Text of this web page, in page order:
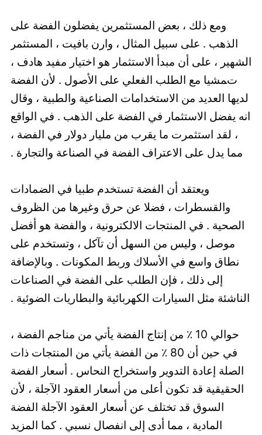
ومع ذلك ، بعض المستثمرين يفضلون الفضة على
الذهب . على سبيل المثال ، وارن بافيت ، المستثمر
الشهير ، على أن مبدأ الاستثمار هو اختيار مفيد هادف ،
تمشيا مع الطلب الفعلي على الأصول . لأن الفضة
لديها العديد من الاستخدامات الصناعية والطبية ، وقال
انه يفضل الاستثمار في الفضة على الذهب . في الواقع
، لقد استثمرت ما يقرب من مليار دولار في الفضة ،
مما يدل على الاعتراف الفضة في الصناعة والتجارة .
ويعتقد أن الفضة تستخدم طبيا في الضمادات
والقسطرات ، فضلا عن حرق وغيرها من الظروف
الصحية . في المنتجات الالكترونية ، والفضة هو أفضل
موصل ، وليس من السهل أن تآكل ، وتستخدم على
نطاق واسع في الأسلاك وربط المكونات . وبالإضافة
إلى ذلك ، فإن الطلب على الفضة في الصناعات
الناشئة مثل السيارات الكهربائية والبطاريات الضوئية .
حوالي 10 ٪ من إنتاج الفضة يأتي من مناجم الفضة ،
في حين أن 80 ٪ من الفضة يأتي من المنتجات ذات
الصلة إعادة التدوير واستخراج النحاس . أسعار الفضة
الحقيقية قد تكون أعلى من أسعار العقود الآجلة ، لأن
السوق قد تختلف عن أسعار العقود الآجلة الفضة
المادية ، مما أدى إلى انفصال نسبي . كما المزيد